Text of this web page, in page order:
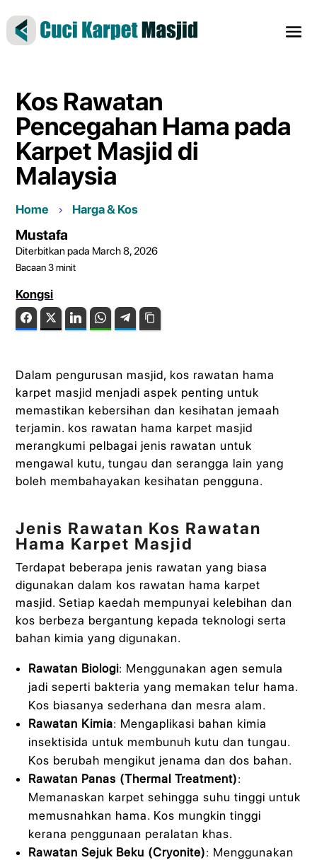
Kos Rawatan
Pencegahan Hama pada
Karpet Masjid di
Malaysia
Home Harga & Kos
Mustafa
Diterbitkan pada March 8, 2026
Bacaan 3 minit
Kongsi
FacebookTwitter LinkedIn WhatsAppTelegram
Dalam pengurusan masjid, kos rawatan hama
karpet masjid menjadi aspek penting untuk
memastikan kebersihan dan kesihatan jemaah
terjamin. kos rawatan hama karpet masjid
merangkumi pelbagai jenis rawatan untuk
mengawal kutu, tungau dan serangga lain yang
boleh membahayakan kesihatan pengguna.
Jenis Rawatan Kos Rawatan
Hama Karpet Masjid
Terdapat beberapa jenis rawatan yang biasa
digunakan dalam kos rawatan hama karpet
masjid. Setiap kaedah mempunyai kelebihan dan
kos berbeza bergantung kepada teknologi serta
bahan kimia yang digunakan.
Rawatan Biologi: Menggunakan agen semula
jadi seperti bakteria yang memakan telur hama.
Kos biasanya sederhana dan mesra alam.
Rawatan Kimia: Mengaplikasi bahan kimia
insektisida untuk membunuh kutu dan tungau.
Kos berubah mengikut jenama dan dos bahan.
Rawatan Panas (Thermal Treatment):
Memanaskan karpet sehingga suhu tinggi untuk
memusnahkan hama. Kos mungkin tinggi
kerana penggunaan peralatan khas.
Rawatan Sejuk Beku (Cryonite): Menggunakan